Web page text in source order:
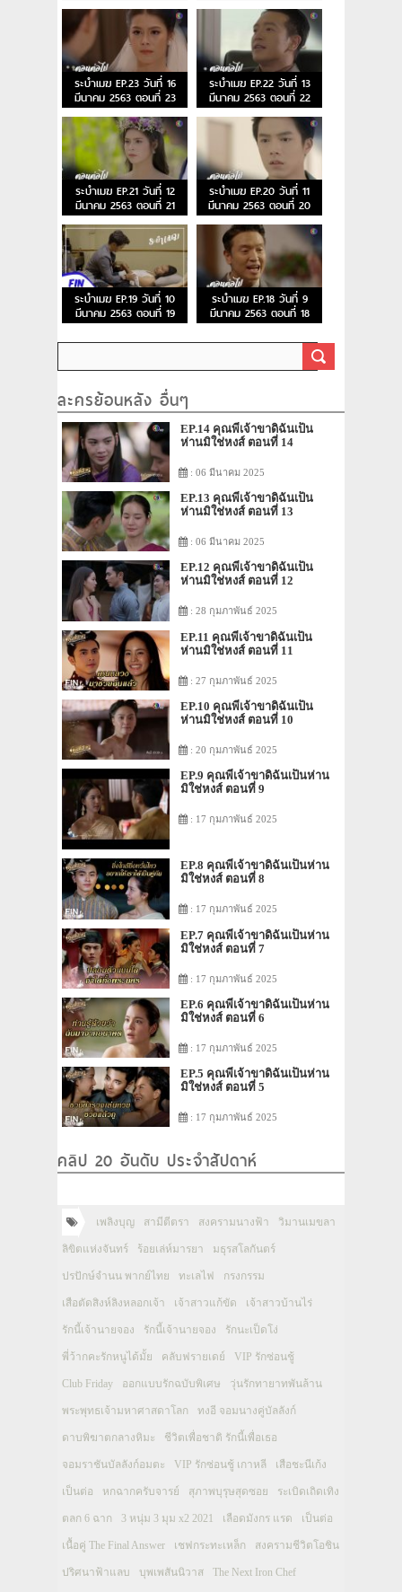
ระบำเมฆ EP.23 วันที่ 16
มีนาคม 2563 ตอนที่ 23
ระบำเมฆ EP.22 วันที่ 13
มีนาคม 2563 ตอนที่ 22
ระบำเมฆ EP.21 วันที่ 12
มีนาคม 2563 ตอนที่ 21
ระบำเมฆ EP.20 วันที่ 11
มีนาคม 2563 ตอนที่ 20
ระบำเมฆ EP.19 วันที่ 10
มีนาคม 2563 ตอนที่ 19
ระบำเมฆ EP.18 วันที่ 9
มีนาคม 2563 ตอนที่ 18
ละครย้อนหลัง อื่นๆ
EP.14 คุณพี่เจ้าขาดิฉันเป็น
ห่านมิใช่หงส์ ตอนที่ 14
: 06 มีนาคม 2025
EP.13 คุณพี่เจ้าขาดิฉันเป็น
ห่านมิใช่หงส์ ตอนที่ 13
: 06 มีนาคม 2025
EP.12 คุณพี่เจ้าขาดิฉันเป็น
ห่านมิใช่หงส์ ตอนที่ 12
: 28 กุมภาพันธ์ 2025
EP.11 คุณพี่เจ้าขาดิฉันเป็น
ห่านมิใช่หงส์ ตอนที่ 11
: 27 กุมภาพันธ์ 2025
EP.10 คุณพี่เจ้าขาดิฉันเป็น
ห่านมิใช่หงส์ ตอนที่ 10
: 20 กุมภาพันธ์ 2025
EP.9 คุณพี่เจ้าขาดิฉันเป็นห่าน
มิใช่หงส์ ตอนที่ 9
: 17 กุมภาพันธ์ 2025
EP.8 คุณพี่เจ้าขาดิฉันเป็นห่าน
มิใช่หงส์ ตอนที่ 8
: 17 กุมภาพันธ์ 2025
EP.7 คุณพี่เจ้าขาดิฉันเป็นห่าน
มิใช่หงส์ ตอนที่ 7
: 17 กุมภาพันธ์ 2025
EP.6 คุณพี่เจ้าขาดิฉันเป็นห่าน
มิใช่หงส์ ตอนที่ 6
: 17 กุมภาพันธ์ 2025
EP.5 คุณพี่เจ้าขาดิฉันเป็นห่าน
มิใช่หงส์ ตอนที่ 5
: 17 กุมภาพันธ์ 2025
คลิป 20 อันดับ ประจำสัปดาห์
เพลิงบุญ สามีตีตรา สงครามนางฟ้า วิมานเมขลา
ลิขิตแห่งจันทร์ ร้อยเล่ห์มารยา มธุรสโลกันตร์
ปรปักษ์จำนน พากย์ไทย ทะเลไฟ กรงกรรม
เสือตัดสิงห์ลิงหลอกเจ้า เจ้าสาวแก้ขัด เจ้าสาวบ้านไร่
รักนี้เจ้านายจอง รักนี้เจ้านายจอง รักนะเป็ดโง่
พี่ว้ากคะรักหนูได้มั้ย คลับฟรายเดย์ VIP รักซ่อนชู้
Club Friday ออกแบบรักฉบับพิเศษ วุ่นรักทายาทพันล้าน
พระพุทธเจ้ามหาศาสดาโลก ทงอี จอมนางคู่บัลลังก์
ดาบพิฆาตกลางหิมะ ชีวิตเพื่อชาติ รักนี้เพื่อเธอ
จอมราชันบัลลังก์อมตะ VIP รักซ่อนชู้ เกาหลี เสือชะนีเก้ง
เป็นต่อ หกฉากครับจารย์ สุภาพบุรุษสุดซอย ระเบิดเถิดเทิง
ตลก 6 ฉาก 3 หนุ่ม 3 มุม x2 2021 เลือดมังกร แรด เป็นต่อ
เนื้อคู่ The Final Answer เชฟกระทะเหล็ก สงครามชีวิตโอชิน
ปริศนาฟ้าแลบ บุพเพสันนิวาส The Next Iron Chef